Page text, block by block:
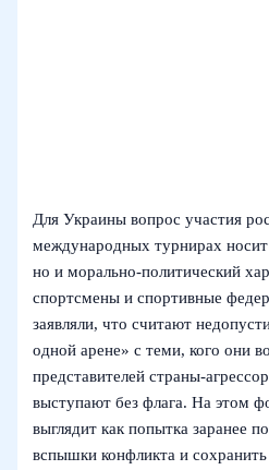
Для Украины вопрос участия
международных турнирах
но и морально-политический
спортсмены и спортивные
заявляли, что считают
одной арене» с теми, кого они
представителей страны-
выступают без флага. На этом
выглядит как попытка заранее
вспышки конфликта и сохранить